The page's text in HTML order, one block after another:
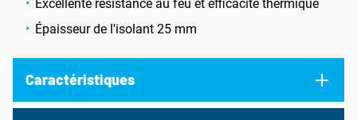
Excellente résistance au feu et efficacité thermique
Épaisseur de l'isolant 25 mm
Caractéristiques